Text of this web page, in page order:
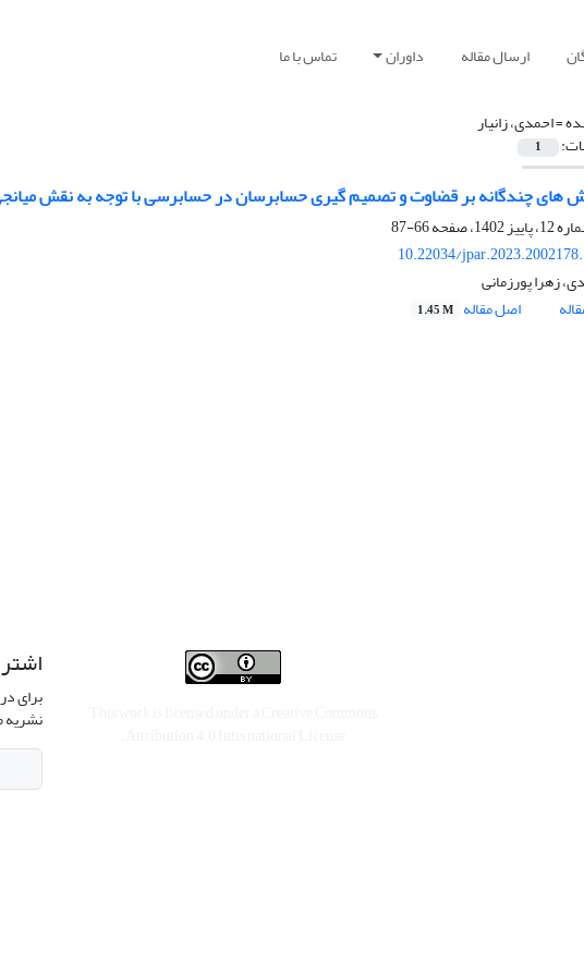
ارسال مقاله داوران تماس با ما
=احمدی، زانیار
1
های چندگانه بر قضاوت و تصمیم گیری حسابرسان در حسابرسی با توجه به نقش
66-87
10.22034/
زهرا پورزمانی
اصل مقاله 1.45 M
برای